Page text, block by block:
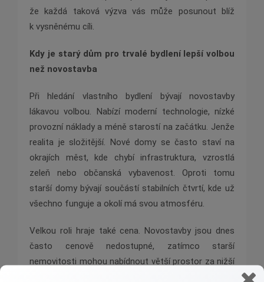
že každá taková výzva vás může posunout blíž
k vysněnému cíli.
Kdy je starý dům pro trvalé bydlení lepší volbou
než novostavba
Při hledání vlastního bydlení bývají novostavby
lákavou volbou. Nabízí moderní technologie, nízké
provozní náklady a méně starostí na začátku. Jenže
realita je složitější. Nové domy se často staví na
okrajích měst, kde chybí infrastruktura, vzrostlá
zeleň nebo občanská vybavenost. Oproti tomu
starší domy bývají součástí stabilních čtvrtí, kde už
všechno funguje a okolí má svou atmosféru.
Velkou roli hraje také cena. Novostavby jsou dnes
často cenově nedostupné, zatímco starší
nemovitosti mohou nabídnout větší prostor za nižší